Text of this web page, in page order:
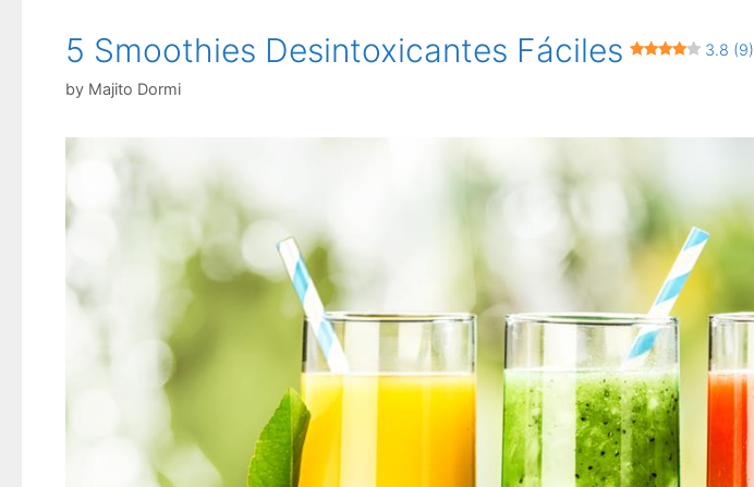
5 Smoothies Desintoxicantes Fáciles 3.8 (9)
by Majito Dormi